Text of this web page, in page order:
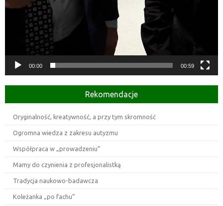
00:00 00:59
Rekomendacje
Oryginalność, kreatywność, a przy tym skromność
Ogromna wiedza z zakresu autyzmu
Współpraca w „prowadzeniu”
Mamy do czynienia z profesjonalistką
Tradycja naukowo-badawcza
Koleżanka „po fachu”